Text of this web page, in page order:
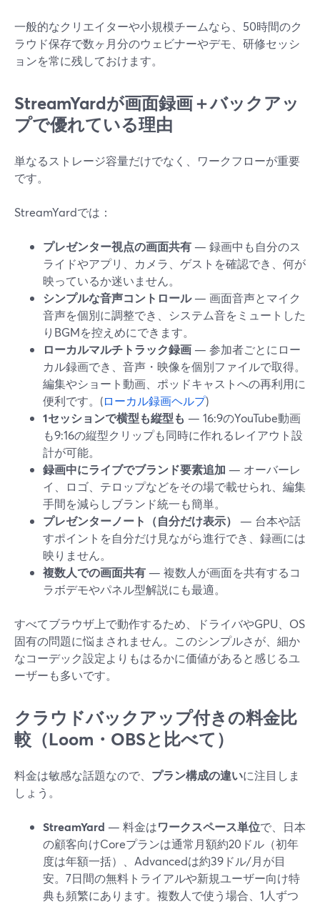
一般的なクリエイターや小規模チームなら、50時間のク
ラウド保存で数ヶ月分のウェビナーやデモ、研修セッシ
ョンを常に残しておけます。
StreamYardが画面録画＋バックアッ
プで優れている理由
単なるストレージ容量だけでなく、ワークフローが重要
です。
StreamYardでは：
プレゼンター視点の画面共有 — 録画中も自分のス
ライドやアプリ、カメラ、ゲストを確認でき、何が
映っているか迷いません。
シンプルな音声コントロール— 画面音声とマイク
音声を個別に調整でき、システム音をミュートした
りBGMを控えめにできます。
ローカルマルチトラック録画 — 参加者ごとにロー
カル録画でき、音声・映像を個別ファイルで取得。
編集やショート動画、ポッドキャストへの再利用に
便利です。(ローカル録画ヘルプ)
1セッションで横型も縦型も — 16:9のYouTube動画
も9:16の縦型クリップも同時に作れるレイアウト設
計が可能。
録画中にライブでブランド要素追加 — オーバーレ
イ、ロゴ、テロップなどをその場で載せられ、編集
手間を減らしブランド統一も簡単。
プレゼンターノート（自分だけ表示）
— 台本や話
すポイントを自分だけ見ながら進行でき、録画には
映りません。
複数人での画面共有 — 複数人が画面を共有するコ
ラボデモやパネル型解説にも最適。
すべてブラウザ上で動作するため、ドライバやGPU、OS
固有の問題に悩まされません。このシンプルさが、細か
なコーデック設定よりもはるかに価値があると感じるユ
ーザーも多いです。
クラウドバックアップ付きの料金比
較（Loom・OBSと比べて）
料金は敏感な話題なので、 プラン構成の違いに注目しま
しょう。
StreamYard — 料金はワークスペース単位で、日本
の顧客向けCoreプランは通常月額約20ドル（初年
度は年額一括）、Advancedは約39ドル/月が目
安。7日間の無料トライアルや新規ユーザー向け特
典も頻繁にあります。複数人で使う場合、1人ずつ